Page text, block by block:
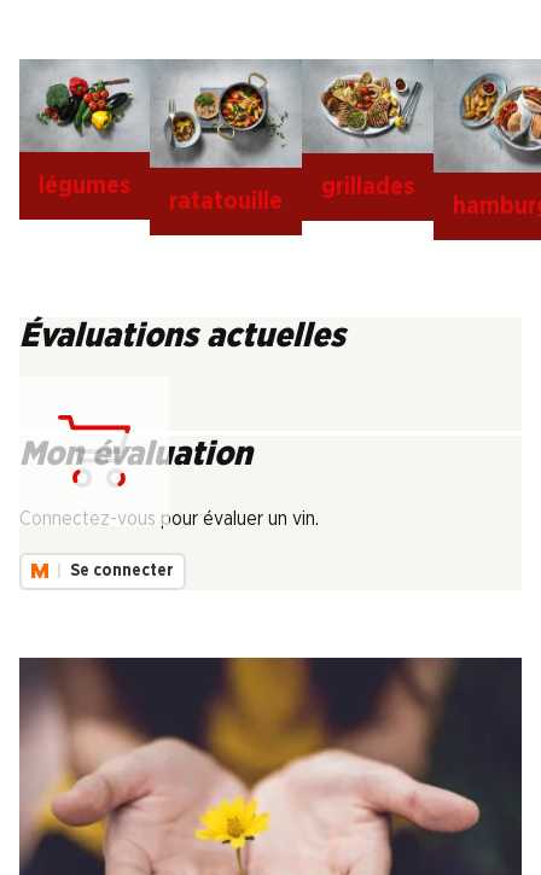
légumes
ratatouille
grillades
Évaluations actuelles
Mon évaluation
Connectez-vous pour évaluer un vin.
Se connecter